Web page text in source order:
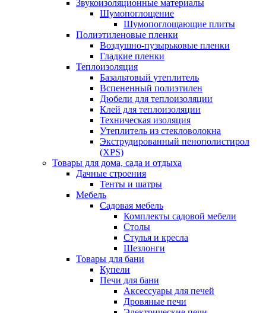
Звукоизоляционные материалы
Шумопоглощение
Шумопоглощающие плиты
Полиэтиленовые пленки
Воздушно-пузырьковые пленки
Гладкие пленки
Теплоизоляция
Базальтовый утеплитель
Вспененный полиэтилен
Дюбели для теплоизоляции
Клей для теплоизоляции
Техническая изоляция
Утеплитель из стекловолокна
Экструдированный пенополистирол
(XPS)
Товары для дома, сада и отдыха
Дачные строения
Тенты и шатры
Мебель
Садовая мебель
Комплекты садовой мебели
Столы
Стулья и кресла
Шезлонги
Товары для бани
Купели
Печи для бани
Аксессуары для печей
Дровяные печи